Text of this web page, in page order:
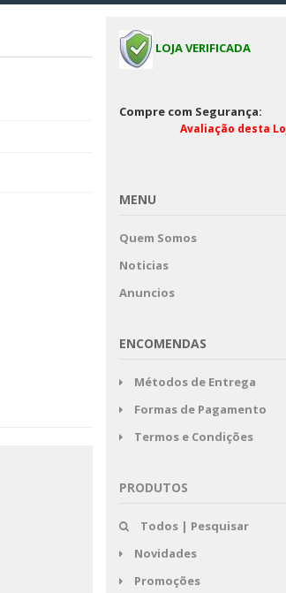
LOJA VERIFICADA
Compre com Segurança:
Avaliação desta
MENU
Quem Somos
Noticias
Anuncios
ENCOMENDAS
Métodos de Entrega
Formas de Pagamento
Termos e Condições
PRODUTOS
Todos | Pesquisar
Novidades
Promoções